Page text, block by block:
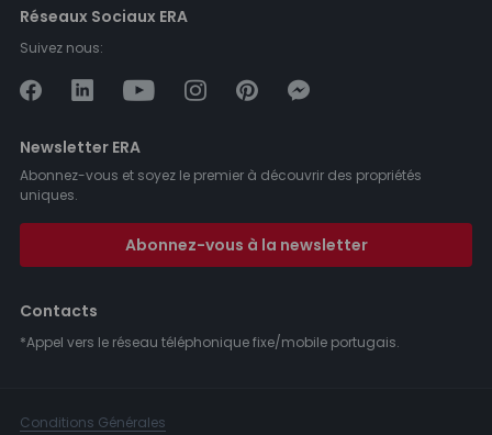
Réseaux Sociaux ERA
Suivez nous:
Newsletter ERA
Abonnez-vous et soyez le premier à découvrir des propriétés
uniques.
Abonnez-vous à la newsletter
Contacts
*Appel vers le réseau téléphonique fixe/mobile portugais.
Conditions Générales